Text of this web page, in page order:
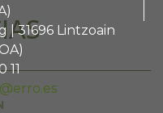
| 31696 Lintzoain
11